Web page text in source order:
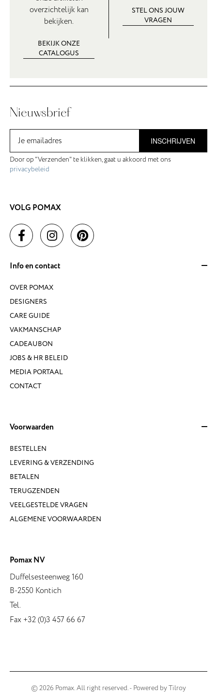
overzichtelijk kan
bekijken.
BEKIJK ONZE
CATALOGUS
STEL ONS JOUW
VRAGEN
Nieuwsbrief
INSCHRIJVEN
Door op "Verzenden" te klikken, gaat u akkoord met ons
privacybeleid
VOLG POMAX
Info en contact
OVER POMAX
DESIGNERS
CARE GUIDE
VAKMANSCHAP
CADEAUBON
JOBS & HR BELEID
MEDIA PORTAAL
CONTACT
Voorwaarden
BESTELLEN
LEVERING & VERZENDING
BETALEN
TERUGZENDEN
VEELGESTELDE VRAGEN
ALGEMENE VOORWAARDEN
Pomax NV
Duffelsesteenweg 160
B-2550 Kontich
Tel.
Fax +32 (0)3 457 66 67
© 2026 Pomax. All right reserved. - Powered byTilroy